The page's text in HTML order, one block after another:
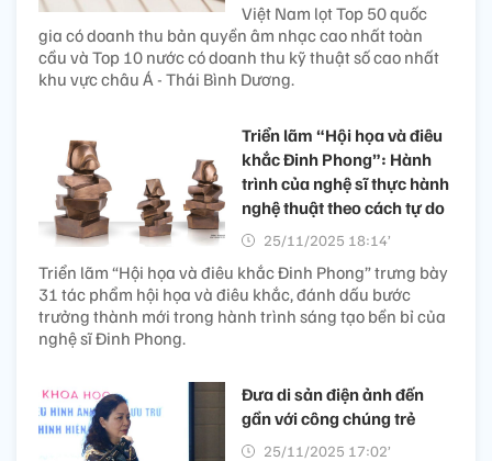
Việt Nam lọt Top 50 quốc
gia có doanh thu bản quyền âm nhạc cao nhất toàn
cầu và Top 10 nước có doanh thu kỹ thuật số cao nhất
khu vực châu Á - Thái Bình Dương.
Triển lãm “Hội họa và điêu
khắc Đinh Phong”: Hành
trình của nghệ sĩ thực hành
nghệ thuật theo cách tự do
25/11/2025 18:14’
Triển lãm “Hội họa và điêu khắc Đinh Phong” trưng bày
31 tác phẩm hội họa và điêu khắc, đánh dấu bước
trưởng thành mới trong hành trình sáng tạo bền bỉ của
nghệ sĩ Đinh Phong.
Đưa di sản điện ảnh đến
gần với công chúng trẻ
25/11/2025 17:02’